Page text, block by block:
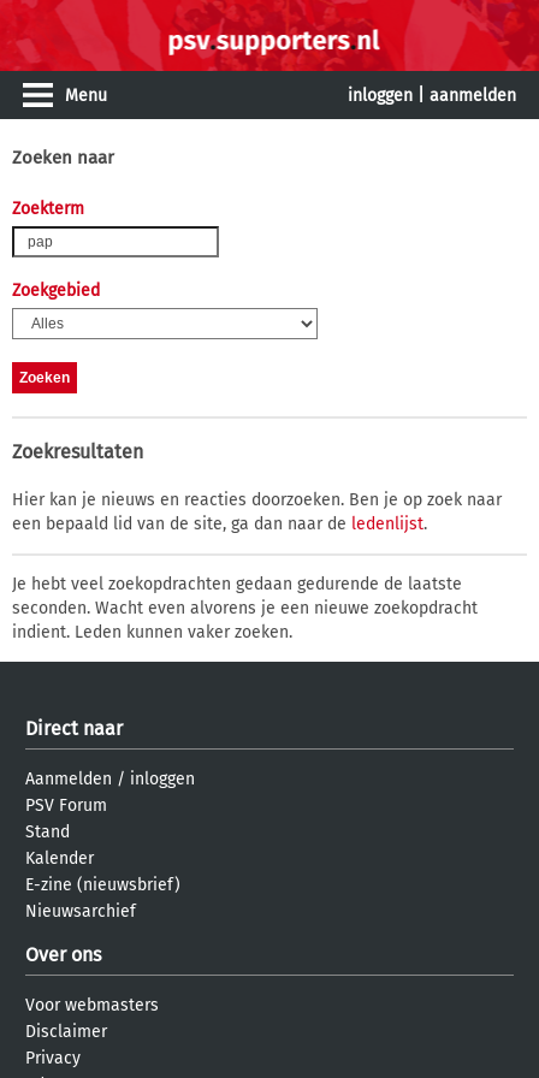
Menu inloggen aanmelden
Zoeken naar
Zoekterm
Zoekgebied
Zoekresultaten
Hier kan je nieuws en reacties doorzoeken. Ben je op zoek naar
een bepaald lid van de site, ga dan naar de ledenlijst.
Je hebt veel zoekopdrachten gedaan gedurende de laatste
seconden. Wacht even alvorens je een nieuwe zoekopdracht
indient. Leden kunnen vaker zoeken.
Direct naar
Aanmelden / inloggen
PSV Forum
Stand
Kalender
E-zine (nieuwsbrief)
Nieuwsarchief
Over ons
Voor webmasters
Disclaimer
Privacy